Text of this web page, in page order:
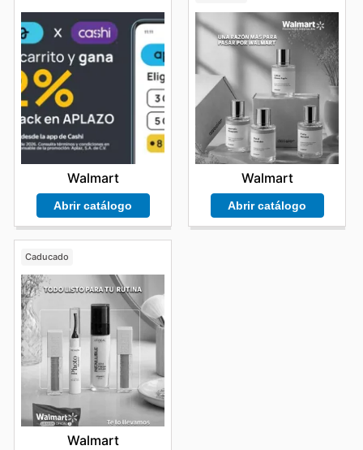
Walmart
Abrir catálogo
Walmart
Abrir catálogo
Caducado
Walmart